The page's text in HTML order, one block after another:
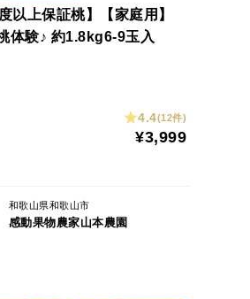
ではないけど、野球ボール
とした美味しい黄桃です！
んのためのレア品種なんで
く食べたい欲張りさんのた
以上保証桃】【家庭用】
体験♪ 約1.8kg6-9玉入
4.4(12件)
¥3,999
和歌山県和歌山市
感動果物農家山本農園